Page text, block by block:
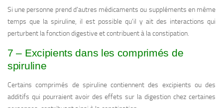
Si une personne prend d’autres médicaments ou suppléments en même
temps que la spiruline, il est possible qu’il y ait des interactions qui
perturbent la fonction digestive et contribuent à la constipation.
7 – Excipients dans les comprimés de
spiruline
Certains comprimés de spiruline contiennent des excipients ou des
additifs qui pourraient avoir des effets sur la digestion chez certaines